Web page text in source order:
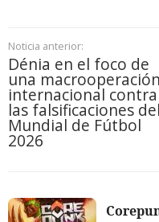
Noticia anterior:
Dénia en el foco de
una macrooperación
internacional contra
las falsificaciones del
Mundial de Fútbol
2026